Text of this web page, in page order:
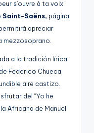
s’ouvre à ta voix”
Saint-Saëns, página
apreciar
a la tradición lírica
Federico Chueca
aire castizo.
del “Yo he
Africana de Manuel